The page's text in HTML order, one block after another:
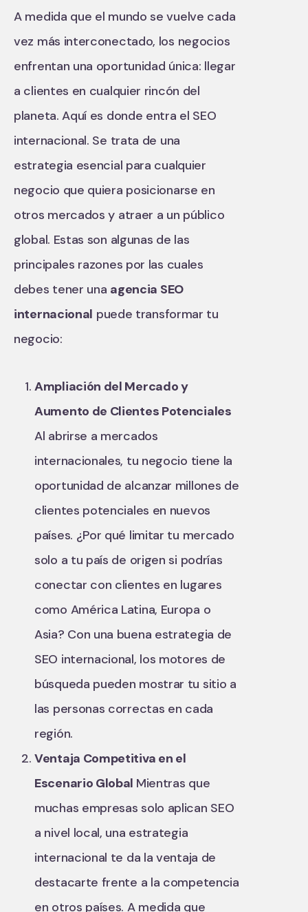
A medida que el mundo se vuelve cada
vez más interconectado, los negocios
enfrentan una oportunidad única: llegar
a clientes en cualquier rincón del
planeta. Aquí es donde entra el SEO
internacional. Se trata de una
estrategia esencial para cualquier
negocio que quiera posicionarse en
otros mercados y atraer a un público
global. Estas son algunas de las
principales razones por las cuales
debes tener una agencia SEO
internacional puede transformar tu
negocio:
Ampliación del Mercado y
Aumento de Clientes Potenciales
Al abrirse a mercados
internacionales, tu negocio tiene la
oportunidad de alcanzar millones de
clientes potenciales en nuevos
países. ¿Por qué limitar tu mercado
solo a tu país de origen si podrías
conectar con clientes en lugares
como América Latina, Europa o
Asia? Con una buena estrategia de
SEO internacional, los motores de
búsqueda pueden mostrar tu sitio a
las personas correctas en cada
región.
Ventaja Competitiva en el
Escenario Global Mientras que
muchas empresas solo aplican SEO
a nivel local, una estrategia
internacional te da la ventaja de
destacarte frente a la competencia
en otros países. A medida que